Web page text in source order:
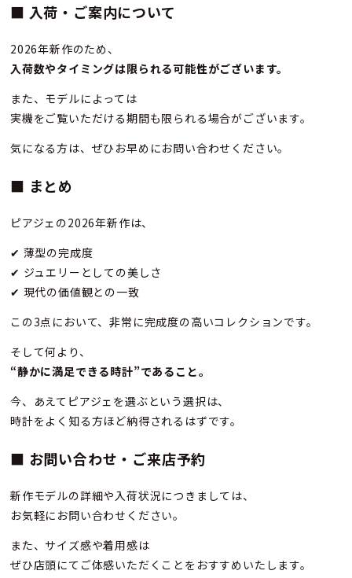
■ 入荷・ご案内について
2026年新作のため、
入荷数やタイミングは限られる可能性がございます。
また、モデルによっては
実機をご覧いただける期間も限られる場合がございます。
気になる方は、ぜひお早めにお問い合わせください。
■ まとめ
ピアジェの2026年新作は、
✔ 薄型の完成度
✔ ジュエリーとしての美しさ
✔ 現代の価値観との一致
この3点において、非常に完成度の高いコレクションです。
そして何より、
“静かに満足できる時計”であること。
今、あえてピアジェを選ぶという選択は、
時計をよく知る方ほど納得されるはずです。
■ お問い合わせ・ご来店予約
新作モデルの詳細や入荷状況につきましては、
お気軽にお問い合わせください。
また、サイズ感や着用感は
ぜひ店頭にてご体感いただくことをおすすめいたします。